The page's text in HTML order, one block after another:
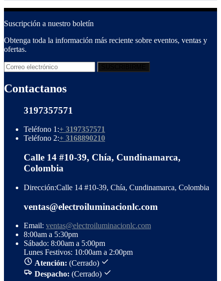
Suscripción a nuestro boletín
Obtenga toda la información más reciente sobre eventos, ventas y
ofertas.
Contactanos
3197357571
Teléfono 1:+ 3197357571
Teléfono 2:+ 3168890210
Calle 14 #10-39, Chía, Cundinamarca,
Colombia
Dirección:Calle 14 #10-39, Chía, Cundinamarca, Colombia
ventas@electroiluminacionlc.com
Email: ventas@electroiluminacionlc.com
8:00am a 5:30pm
Sábado: 8:00am a 5:00pm
Lunes Festivos: 10:00am a 2:00pm
Atención: (Cerrado)
Despacho: (Cerrado)